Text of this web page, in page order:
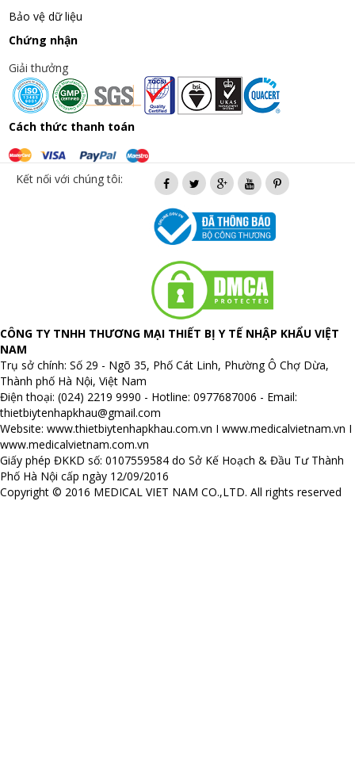
Bảo vệ dữ liệu
Chứng nhận
Giải thưởng
Cách thức thanh toán
Kết nối với chúng tôi:
CÔNG TY TNHH THƯƠNG MẠI THIẾT BỊ Y TẾ NHẬP KHẨU VIỆT
NAM
Trụ sở chính: Số 29 - Ngõ 35, Phố Cát Linh, Phường Ô Chợ Dừa,
Thành phố Hà Nội, Việt Nam
Điện thoại: (024) 2219 9990 - Hotline: 0977687006 - Email:
thietbiytenhapkhau@gmail.com
Website: www.thietbiytenhapkhau.com.vn I www.medicalvietnam.vn I
www.medicalvietnam.com.vn
Giấy phép ĐKKD số: 0107559584 do Sở Kế Hoạch & Đầu Tư Thành
Phố Hà Nội cấp ngày 12/09/2016
Copyright © 2016 MEDICAL VIET NAM CO.,LTD. All rights reserved